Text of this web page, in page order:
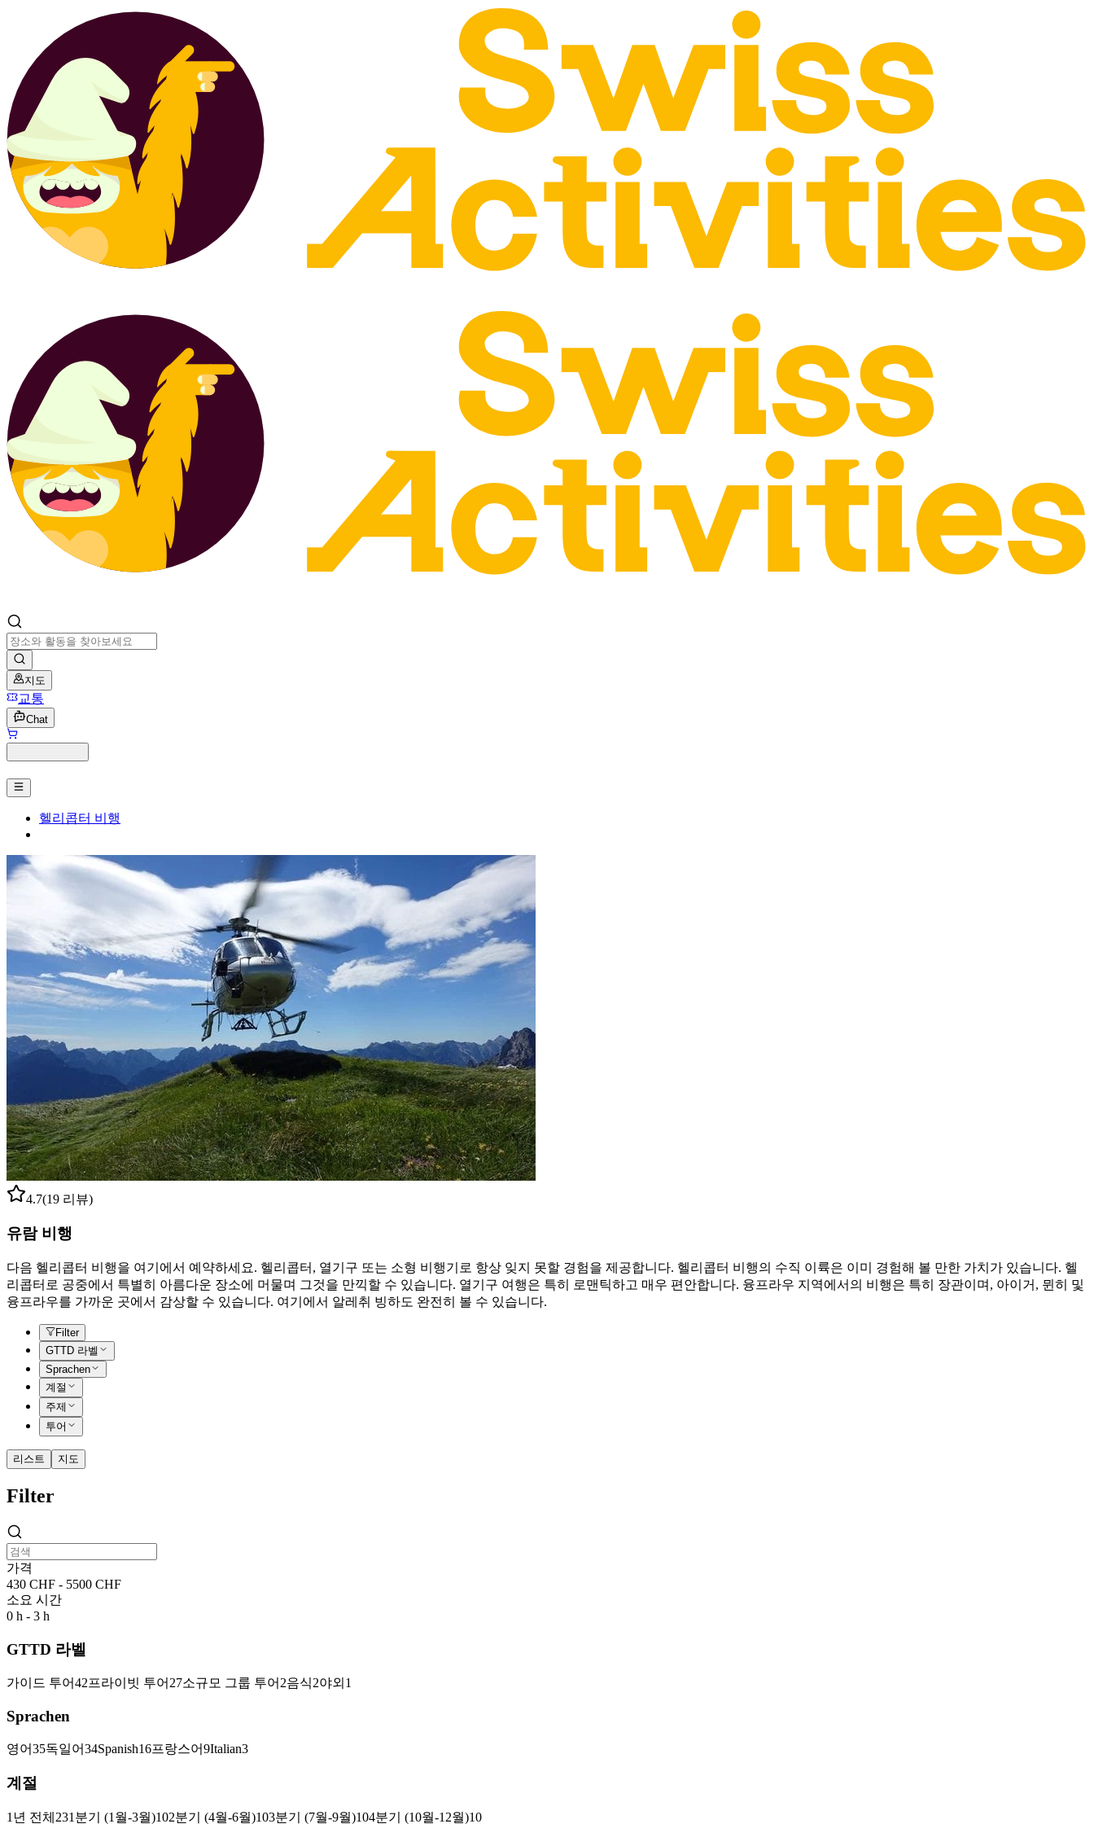
지도
교통
Chat
헬리콥터 비행
4.7(19 리뷰)
유람 비행
다음 헬리콥터 비행을 여기에서 예약하세요. 헬리콥터, 열기구 또는 소형 비행기로 항상 잊지 못할 경험을 제공합니다. 헬리콥터 비행의 수직 이륙은 이미 경험해 볼 만한 가치가 있습니다. 헬
리콥터로 공중에서 특별히 아름다운 장소에 머물며 그것을 만끽할 수 있습니다. 열기구 여행은 특히 로맨틱하고 매우 편안합니다. 융프라우 지역에서의 비행은 특히 장관이며, 아이거, 뮌히 및
융프라우를 가까운 곳에서 감상할 수 있습니다. 여기에서 알레취 빙하도 완전히 볼 수 있습니다.
Filter
GTTD 라벨
Sprachen
계절
주제
투어
리스트 지도
Filter
가격
430 CHF - 5500 CHF
소요 시간
0 h - 3 h
GTTD 라벨
가이드 투어42프라이빗 투어 27소규모 그룹 투어 2음식2야외 1
Sprachen
영어35독일어34Spanish16프랑스어9Italian3
계절
1년 전체 231분기 (1월-3월)102분기 (4월-6월)103분기 (7월-9월)104분기 (10월-12월)10